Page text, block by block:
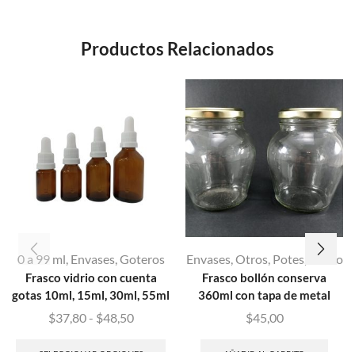
Productos Relacionados
0 a 99 ml, Envases,Goteros
Frasco vidrio con cuenta
gotas 10ml, 15ml, 30ml, 55ml
$37,80 - $48,50
Envases,Otros, Potes, Vidrio
Frasco bollón conserva
360ml con tapa de metal
$45,00